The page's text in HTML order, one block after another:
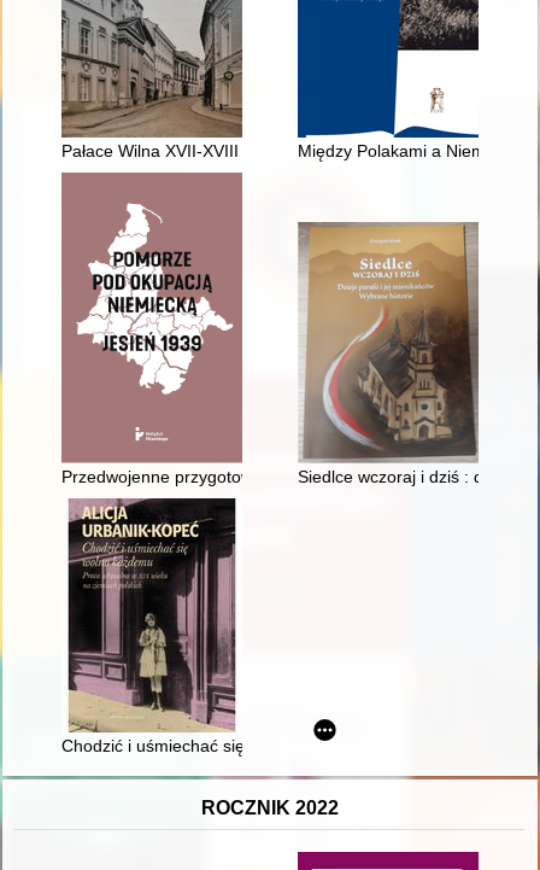
Pałace Wilna XVII-XVIII wieku Między Polakami a Niemcami
Przedwojenne przygotowania i powstanie struktur Polski
Siedlce wczoraj i dziś : dzieje
Chodzić i uśmiechać się wolno każdemu : praca seksualna w
ROCZNIK 2022